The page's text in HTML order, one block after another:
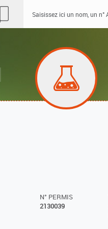
N° PERMIS
2130039